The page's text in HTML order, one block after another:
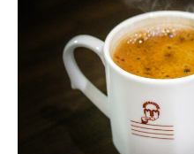
Криптовалюта
Робота і освіта
Публікації